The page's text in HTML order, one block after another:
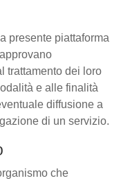
presente piattaforma
trattamento dei loro
e alle finalità
diffusione a
di un servizio.
che